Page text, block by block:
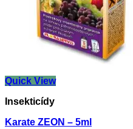
Quick View
Insekticídy
Karate ZEON – 5ml